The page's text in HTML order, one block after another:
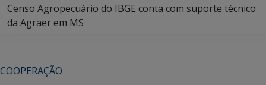
Censo Agropecuário do IBGE conta com suporte técnico
da Agraer em MS
COOPERAÇÃO